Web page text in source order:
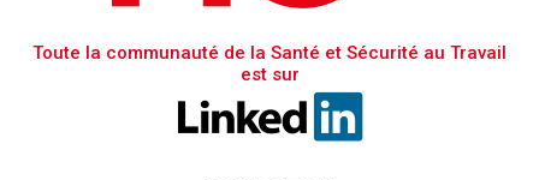
Toute la communauté de la Santé et Sécurité au Travail
est sur